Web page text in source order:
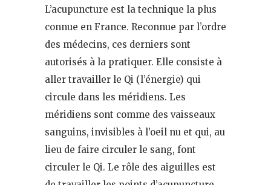
L’acupuncture est la technique la plus
connue en France. Reconnue par l’ordre
des médecins, ces derniers sont
autorisés à la pratiquer. Elle consiste à
aller travailler le Qi (l’énergie) qui
circule dans les méridiens. Les
méridiens sont comme des vaisseaux
sanguins, invisibles à l’oeil nu et qui, au
lieu de faire circuler le sang, font
circuler le Qi. Le rôle des aiguilles est